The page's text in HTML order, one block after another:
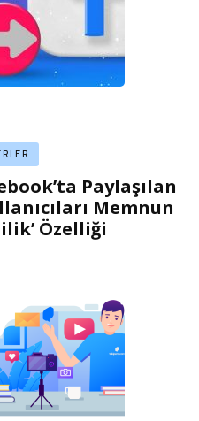
Paylaşılan
Memnun
Özelliği